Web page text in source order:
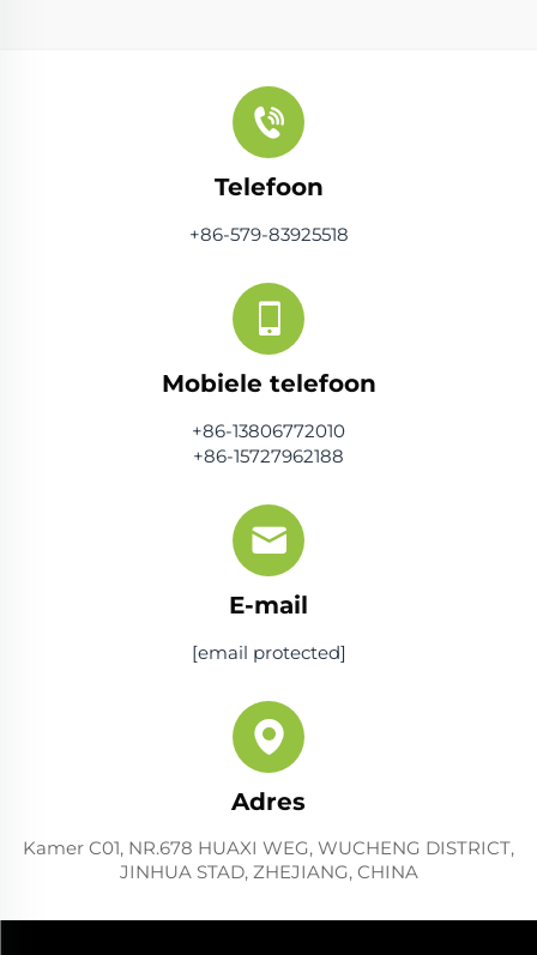
Telefoon
+86-579-83925518
Mobiele telefoon
+86-13806772010
+86-15727962188
E-mail
[email protected]
Adres
Kamer C01, NR.678 HUAXI WEG, WUCHENG DISTRICT,
JINHUA STAD, ZHEJIANG, CHINA